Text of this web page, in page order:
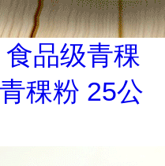
品级青稞
稞粉 25公